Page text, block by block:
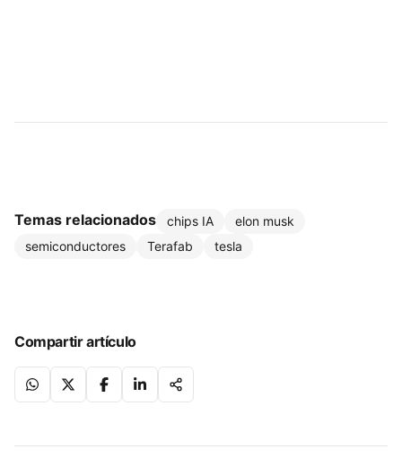
Temas relacionados chips IA
elon musk
semiconductores
Terafab tesla
Compartir artículo